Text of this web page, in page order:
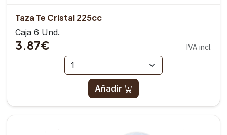
Taza Te Cristal 225cc
Caja 6 Und.
3.87€ IVA incl.
Añadir